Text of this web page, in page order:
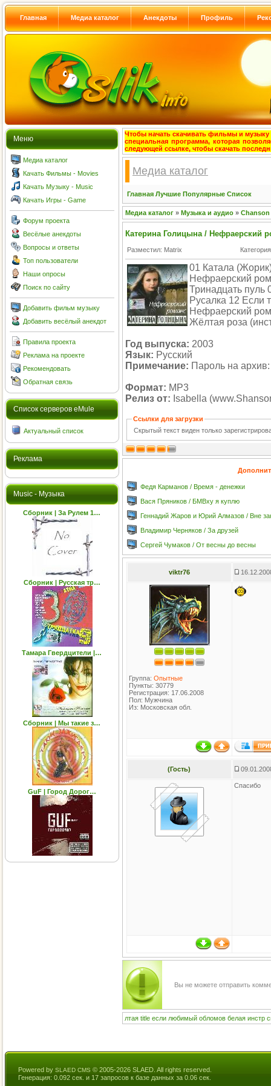
Главная Медиа каталог Анекдоты Профиль
Меню
Медиа каталог
Качать Фильмы - Movies
Качать Музыку - Music
Качать Игры - Game
Форум проекта
Весёлые анекдоты
Вопросы и ответы
Топ пользователи
Наши опросы
Поиск по сайту
Добавить фильм музыку
Добавить весёлый анекдот
Правила проекта
Реклама на проекте
Рекомендовать
Обратная связь
Cписок серверов eMule
Актуальный список
Реклама
Music - Музыка
Сборник | За Рулем 1…
Сборник | Русская тр…
Тамара Гвeрдцители |…
Сборник | Мы такие з…
GuF | Город Дорог…
Чтобы начать скачивать фильмы и музыку
специальная программа, которая
следующей ссылке, чтобы скачать
Медиа каталог
Главная Лучшие Популярные Список
Медиа каталог » Музыка и аудио » Chanson
Катерина Голицына / Нефраерский
Разместил: Matrix
01 Катала
Нефраерский
Тринадцать пуль
Русалка 12
Нефраерский
Жёлтая роза
Год выпуска: 2003
Язык: Русский
Примечание: Пароль на
Формат: MP3
Релиз от: Isabella
Ссылки для загрузки
Скрытый текст виден только
Федя Карманов / Время - денежки
Вася Пряников / БМВху я куплю
Геннадий Жаров и Юрий Алмазов / Вне
Владимир Черняков / За друзей
Сергей Чумаков / От весны до весны
viktr76
Группа: Опытные
Пункты: 30779
Регистрация: 17.06.2008
Пол: Мужчина
Из: Московская обл.
(Гость)
Спасибо
Вы не можете отправить
лтая title если любимый обломов белая инстр
Powered by SLAED CMS © 2005-2026 SLAED. All rights reserved.
Генерация: 0.092 сек. и 17 запросов к базе данных за 0.06 сек.